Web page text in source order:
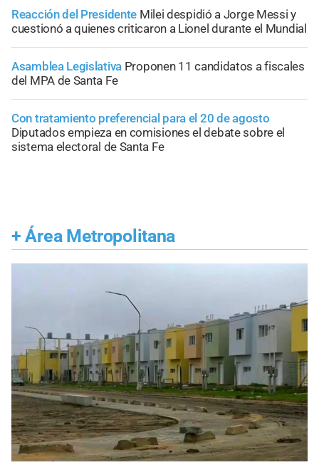
Reacción del Presidente Milei despidió a Jorge Messi y
cuestionó a quienes criticaron a Lionel durante el Mundial
Asamblea Legislativa Proponen 11 candidatos a fiscales
del MPA de Santa Fe
Con tratamiento preferencial para el 20 de agosto
Diputados empieza en comisiones el debate sobre el
sistema electoral de Santa Fe
+ Área Metropolitana